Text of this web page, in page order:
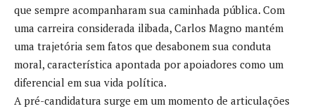
que sempre acompanharam sua caminhada pública. Com
uma carreira considerada ilibada, Carlos Magno mantém
uma trajetória sem fatos que desabonem sua conduta
moral, característica apontada por apoiadores como um
diferencial em sua vida política.
A pré-candidatura surge em um momento de articulações